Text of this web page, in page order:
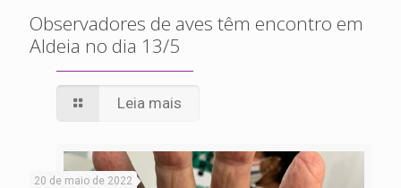
Observadores de aves têm encontro em
Aldeia no dia 13/5
Leia mais
20 de maio de 2022